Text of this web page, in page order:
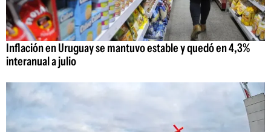
Inflación en Uruguay se mantuvo estable y quedó en 4,3%
interanual a julio